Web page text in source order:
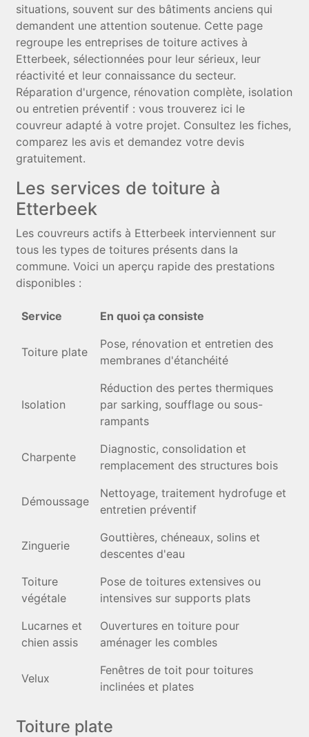
situations, souvent sur des bâtiments anciens qui
demandent une attention soutenue. Cette page
regroupe les entreprises de toiture actives à
Etterbeek, sélectionnées pour leur sérieux, leur
réactivité et leur connaissance du secteur.
Réparation d'urgence, rénovation complète, isolation
ou entretien préventif : vous trouverez ici le
couvreur adapté à votre projet. Consultez les fiches,
comparez les avis et demandez votre devis
gratuitement.
Les services de toiture à
Etterbeek
Les couvreurs actifs à Etterbeek interviennent sur
tous les types de toitures présents dans la
commune. Voici un aperçu rapide des prestations
disponibles :
Service En quoi ça consiste
Toiture plate
Pose, rénovation et entretien des
membranes d'étanchéité
Isolation
Réduction des pertes thermiques
par sarking, soufflage ou sous-
rampants
Charpente
Diagnostic, consolidation et
remplacement des structures bois
Démoussage
Nettoyage, traitement hydrofuge et
entretien préventif
Zinguerie
Gouttières, chéneaux, solins et
descentes d'eau
Toiture
végétale
Pose de toitures extensives ou
intensives sur supports plats
Lucarnes et
chien assis
Ouvertures en toiture pour
aménager les combles
Velux
Fenêtres de toit pour toitures
inclinées et plates
Toiture plate